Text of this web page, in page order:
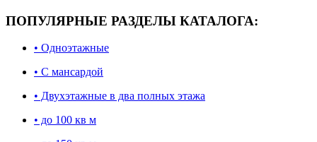
ПОПУЛЯРНЫЕ РАЗДЕЛЫ КАТАЛОГА:
• Одноэтажные
• С мансардой
• Двухэтажные в два полных этажа
• до 100 кв м